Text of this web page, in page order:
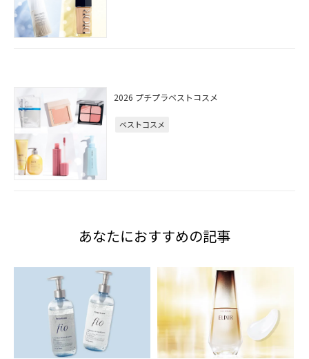
2026 プチプラベストコスメ
ベストコスメ
あなたにおすすめの記事